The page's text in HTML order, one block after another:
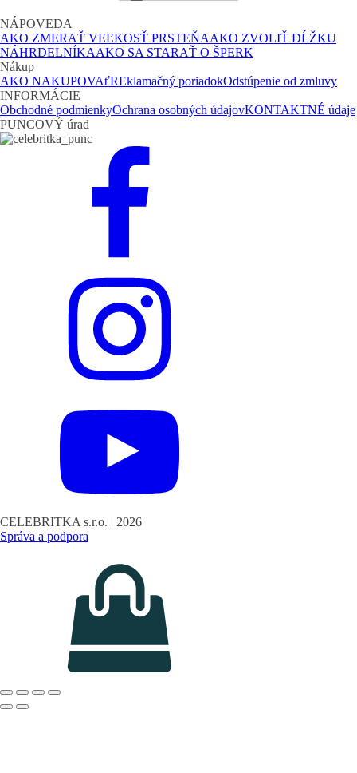
NÁPOVEDA
AKO ZMERAŤ VEĽKOSŤ PRSTEŇAAKO ZVOLIŤ DĹŽKU
NÁHRDELNÍKAAKO SA STARAŤ O ŠPERK
Nákup
AKO NAKUPOVAťREklamačný poriadokOdstúpenie od zmluvy
INFORMÁCIE
Obchodné podmienkyOchrana osobných údajovKONTAKTNÉ údaje
PUNCOVÝ úrad
CELEBRITKA s.r.o. | 2026
Správa a podpora